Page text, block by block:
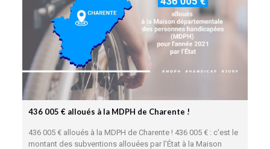
436 005 € alloués à la MDPH de Charente !
436 005 € alloués à la MDPH de Charente ! 436 005 € : c'est le
montant des subventions allouées par l’État à la Maison